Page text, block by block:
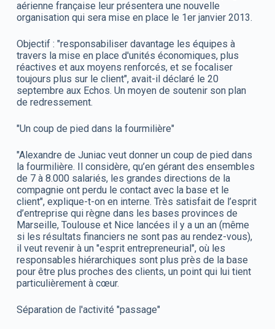
aérienne française leur présentera une nouvelle
organisation qui sera mise en place le 1er janvier 2013.
Objectif : "responsabiliser davantage les équipes à
travers la mise en place d'unités économiques, plus
réactives et aux moyens renforcés, et se focaliser
toujours plus sur le client", avait-il déclaré le 20
septembre aux Echos. Un moyen de soutenir son plan
de redressement.
"Un coup de pied dans la fourmilière"
"Alexandre de Juniac veut donner un coup de pied dans
la fourmilière. Il considère, qu’en gérant des ensembles
de 7 à 8.000 salariés, les grandes directions de la
compagnie ont perdu le contact avec la base et le
client", explique-t-on en interne. Très satisfait de l’esprit
d’entreprise qui règne dans les bases provinces de
Marseille, Toulouse et Nice lancées il y a un an (même
si les résultats financiers ne sont pas au rendez-vous),
il veut revenir à un "esprit entrepreneurial", où les
responsables hiérarchiques sont plus près de la base
pour être plus proches des clients, un point qui lui tient
particulièrement à cœur.
Séparation de l'activité "passage"